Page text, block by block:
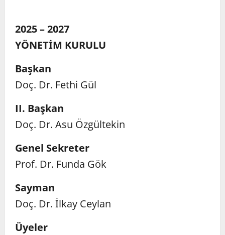
2025 – 2027
YÖNETİM KURULU
Başkan
Doç. Dr. Fethi Gül
II. Başkan
Doç. Dr. Asu Özgültekin
Genel Sekreter
Prof. Dr. Funda Gök
Sayman
Doç. Dr. İlkay Ceylan
Üyeler